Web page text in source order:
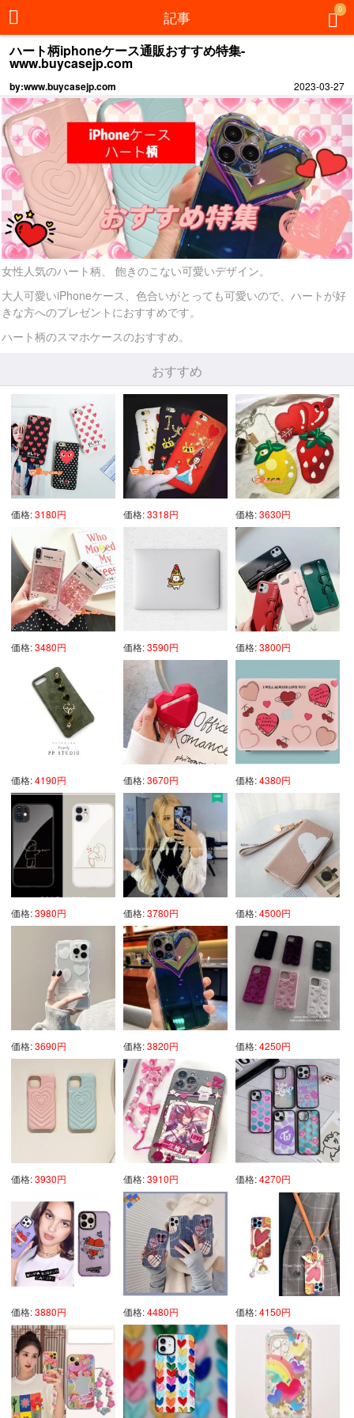
0
記事
ハート柄iphoneケース通販おすすめ特集-
www.buycasejp.com
by:www.buycasejp.com 2023-03-27
女性人気のハート柄、 飽きのこない可愛いデザイン。
大人可愛いiPhoneケース、色合いがとっても可愛いので、ハートが好
きな方へのプレゼントにおすすめです。
ハート柄のスマホケースのおすすめ。
おすすめ
価格:3180円 価格:3318円 価格:3630円
価格:3480円 価格:3590円 価格:3800円
価格:4190円 価格:3670円 価格:4380円
価格:3980円 価格:3780円 価格:4500円
価格:3690円 価格:3820円 価格:4250円
価格:3930円 価格:3910円 価格:4270円
価格:3880円 価格:4480円 価格:4150円